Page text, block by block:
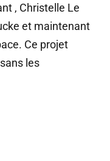
, Christelle Le
et maintenant
Ce projet
les